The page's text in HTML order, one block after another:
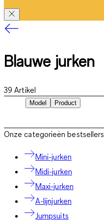
Blauwe jurken
39 Artikel
Model
Product
Onze categorieën bestsellers
Mini-jurken
Midi-jurken
Maxi-jurken
A-lijnjurken
Jumpsuits